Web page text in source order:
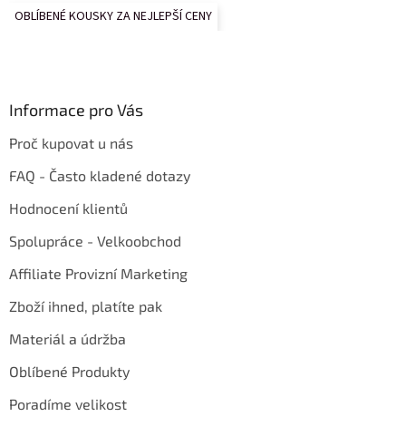
OBLÍBENÉ KOUSKY ZA NEJLEPŠÍ CENY
Informace pro Vás
Proč kupovat u nás
FAQ - Často kladené dotazy
Hodnocení klientů
Spolupráce - Velkoobchod
Affiliate Provizní Marketing
Zboží ihned, platíte pak
Materiál a údržba
Oblíbené Produkty
Poradíme velikost